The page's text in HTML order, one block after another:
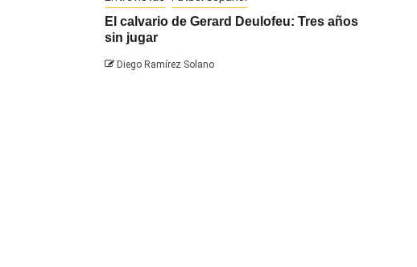
El calvario de Gerard Deulofeu: Tres años
sin jugar
Diego Ramírez Solano